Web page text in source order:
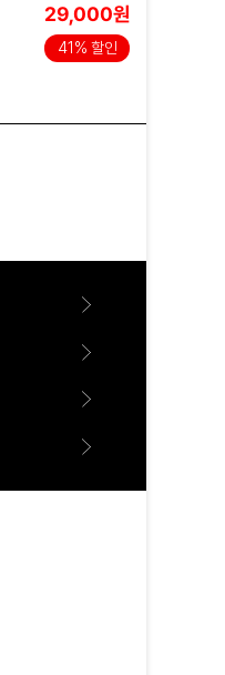
29,000원
41% 할인